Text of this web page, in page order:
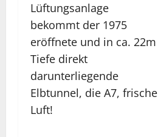
Lüftungsanlage
bekommt der 1975
eröffnete und in ca. 22m
Tiefe direkt
darunterliegende
Elbtunnel, die A7, frische
Luft!